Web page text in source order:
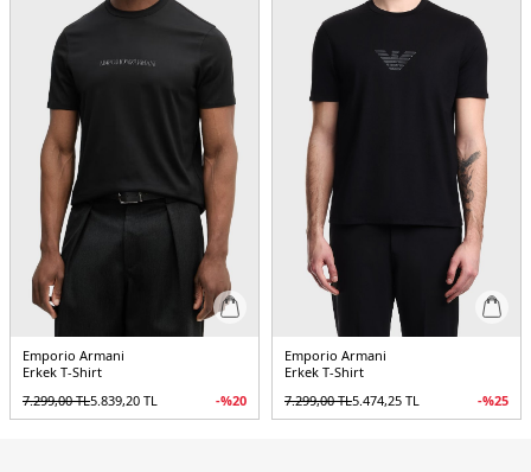
Emporio Armani
Erkek T-Shirt
7.299,00TL5.839,20 TL -%20
Emporio Armani
Erkek T-Shirt
7.299,00TL5.474,25 TL -%25